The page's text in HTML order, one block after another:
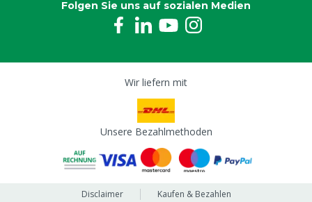
Folgen Sie uns auf sozialen Medien
Wir liefern mit
Unsere Bezahlmethoden
Disclaimer Kaufen & Bezahlen